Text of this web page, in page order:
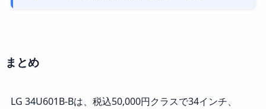
まとめ
LG 34U601B-Bは、税込50,000円クラスで34インチ、